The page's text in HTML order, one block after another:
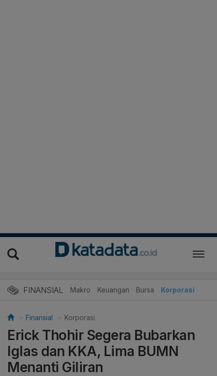
FINANSIAL Makro Keuangan Bursa Korporasi
Finansial Korporasi
Erick Thohir Segera Bubarkan
Iglas dan KKA, Lima BUMN
Menanti Giliran